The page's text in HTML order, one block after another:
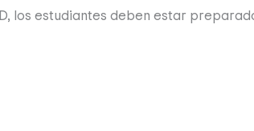
los estudiantes deben estar